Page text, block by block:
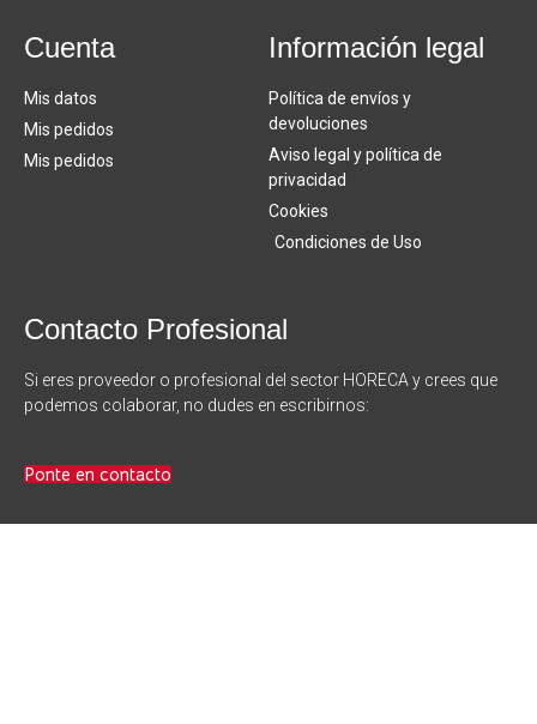
Cuenta
Mis datos
Mis pedidos
Mis pedidos
Información legal
Política de envíos y
devoluciones
Aviso legal y política de
privacidad
Cookies
Condiciones de Uso
Contacto Profesional
Si eres proveedor o profesional del sector HORECA y crees que
podemos colaborar, no dudes en escribirnos:
Ponte en contacto